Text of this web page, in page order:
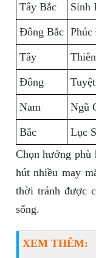
Tây Bắc Sinh
Đông Bắc Phúc
Tây
Đông
Nam Ngũ
Bắc
Lục
Chọn hướng phù
hút nhiều may
thời tránh được
sống.
XEM THÊM: